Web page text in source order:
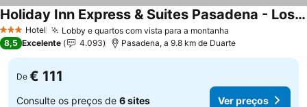
3 EstrelasHotel Lobby e quartos com vista para a montanha
Holiday Inn Express & Suites Pasadena - Los Angeles By Ihg
Ver preços
8,5 Excelente 4.093 Pasadena, a 9.8 km de Duarte
De € 111
Consulte os preços de 6 sites Ver preços